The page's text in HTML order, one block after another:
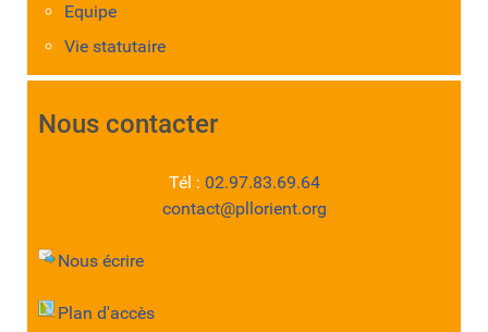
Equipe
Vie statutaire
Nous contacter
Tél : 02.97.83.69.64
contact@pllorient.org
Nous écrire
Plan d'accès